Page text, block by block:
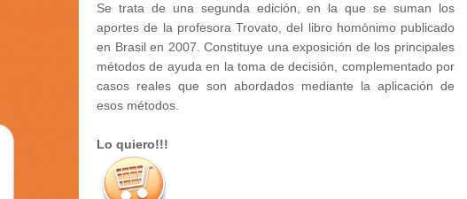
Se trata de una segunda edición, en la que se suman los
aportes de la profesora Trovato, del libro homónimo publicado
en Brasil en 2007. Constituye una exposición de los principales
métodos de ayuda en la toma de decisión, complementado por
casos reales que son abordados mediante la aplicación de
esos métodos.
Lo quiero!!!